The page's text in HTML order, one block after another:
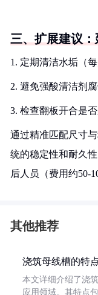
三、扩展建议
1. 定期清洁水垢（
2. 避免强酸清洁剂腐
3. 检查翻板开合是
通过精准匹配尺寸
统的稳定性和耐久
后人员（费用约50-
其他推荐
浇筑母线槽的特
本文详细介绍了浇
应用领域。其特点